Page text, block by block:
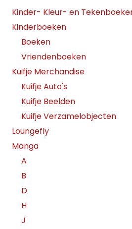
Kinder- Kleur- en
Kinderboeken
Boeken
Vriendenboeken
Kuifje Merchandise
Kuifje Auto's
Kuifje Beelden
Kuifje Verzamelobjecten
Loungefly
Manga
A
B
D
H
J